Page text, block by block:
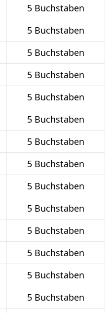
5 Buchstaben
5 Buchstaben
5 Buchstaben
5 Buchstaben
5 Buchstaben
5 Buchstaben
5 Buchstaben
5 Buchstaben
5 Buchstaben
5 Buchstaben
5 Buchstaben
5 Buchstaben
5 Buchstaben
5 Buchstaben